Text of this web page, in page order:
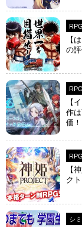
RPG
【
の評
RPG
【
作
価！
RPG
【
クト
シ